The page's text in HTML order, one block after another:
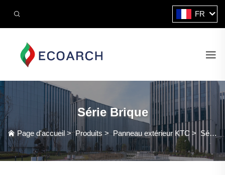
FR
Série Brique
Page d'accueil>Produits >Panneau extérieur KTC > Série Brique